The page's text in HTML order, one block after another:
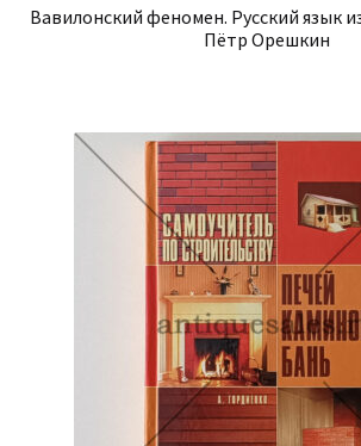
Вавилонский феномен. Русский язык
Пётр Орешкин